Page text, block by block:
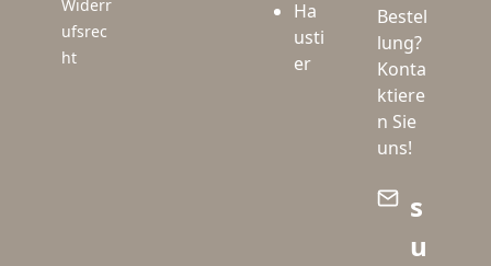
Widerr
ufsrec
ht
Ha
usti
er
Bestel
lung?
Konta
ktiere
n Sie
uns!
s
u